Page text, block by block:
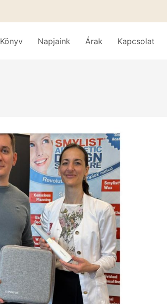
Könyv Napjaink Árak Kapcsolat